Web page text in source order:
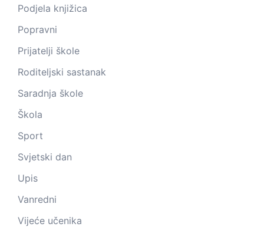
Podjela knjižica
Popravni
Prijatelji škole
Roditeljski sastanak
Saradnja škole
Škola
Sport
Svjetski dan
Upis
Vanredni
Vijeće učenika